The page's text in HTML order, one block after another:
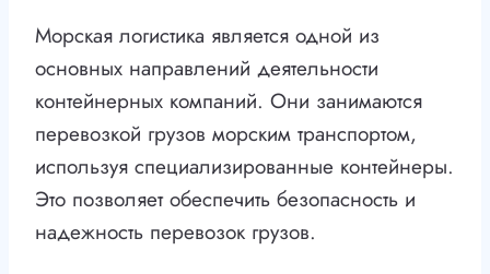
Морская логистика является одной из
основных направлений деятельности
контейнерных компаний. Они занимаются
перевозкой грузов морским транспортом,
используя специализированные контейнеры.
Это позволяет обеспечить безопасность и
надежность перевозок грузов.